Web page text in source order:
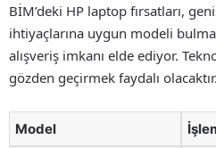
BİM’deki HP laptop fırsatları,
ihtiyaçlarına uygun modeli
alışveriş imkanı elde ediyor.
gözden geçirmek faydalı olacaktır.
Model